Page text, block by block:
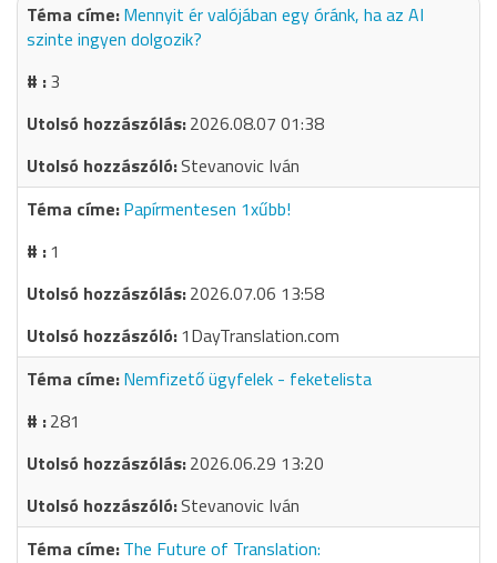
Mennyit ér valójában egy óránk, ha az AI
szinte ingyen dolgozik?
3
2026.08.07 01:38
Stevanovic Iván
Papírmentesen 1xűbb!
1
2026.07.06 13:58
1DayTranslation.com
Nemfizető ügyfelek - feketelista
281
2026.06.29 13:20
Stevanovic Iván
The Future of Translation: